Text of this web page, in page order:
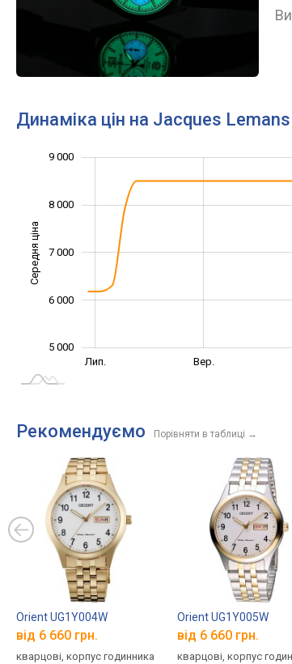
Динаміка цін на Jacques
Середня ціна 5 000
5 000
6 000
7 000
8 000
9 000
Трав.Лип. Вер.
Вер.
Рекомендуємо Порівняти в таблиці →
Orient UG1Y004W
від 6 660 грн.
кварцові, корпус годинника
Orient UG1Y005W
від 6 660 грн.
кварцові, корпус